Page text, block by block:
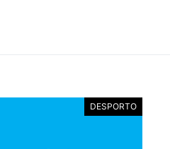
DESPORTO